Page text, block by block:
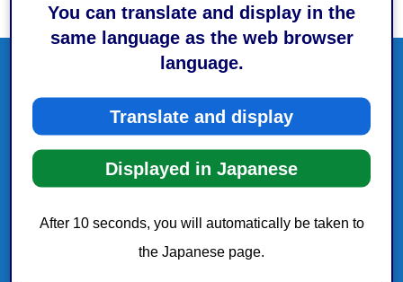
You can translate and display in the
same language as the web browser
language.
Translate and display
Displayed in Japanese
After 10 seconds, you will automatically be taken to
the Japanese page.